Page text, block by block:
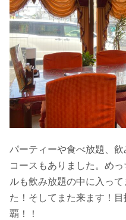
パーティーや食べ放題、
コースもありました。め
ルも飲み放題の中に入っ
た！そしてまた来ます！
覇！！